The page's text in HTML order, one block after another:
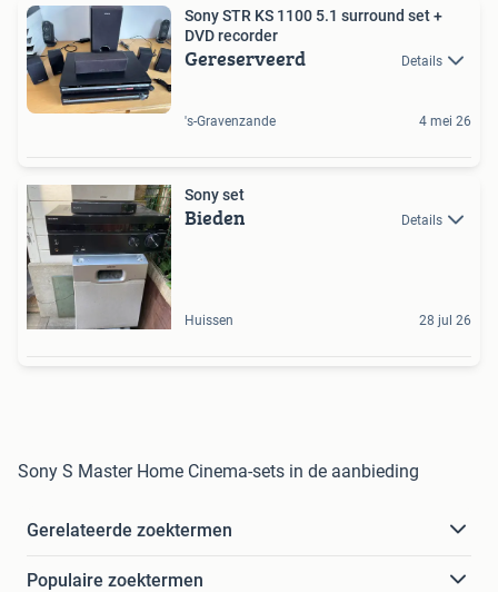
Sony STR KS 1100 5.1 surround set +
DVD recorder
Gereserveerd Details
's-Gravenzande 4 mei 26
Sony set
Bieden Details
Huissen 28 jul 26
Sony S Master Home Cinema-sets in de aanbieding
Gerelateerde zoektermen
Populaire zoektermen